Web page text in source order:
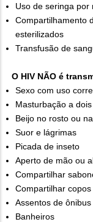
Uso de seringa por
Compartilhamento
esterilizados
Transfusão de
O HIV NÃO é
Sexo com uso
Masturbação a dois
Beijo no rosto ou
Suor e lágrimas
Picada de inseto
Aperto de mão ou
Compartilhar
Compartilhar
Assentos de ônibus
Banheiros